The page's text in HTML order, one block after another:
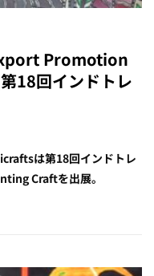
Promotion
18回インドトレ
は第18回インドトレ
Craftを出展。